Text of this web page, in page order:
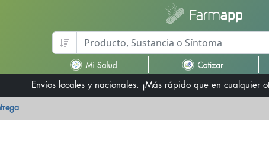
Envíos locales y nacionales. ¡Más rápido que en cualquier